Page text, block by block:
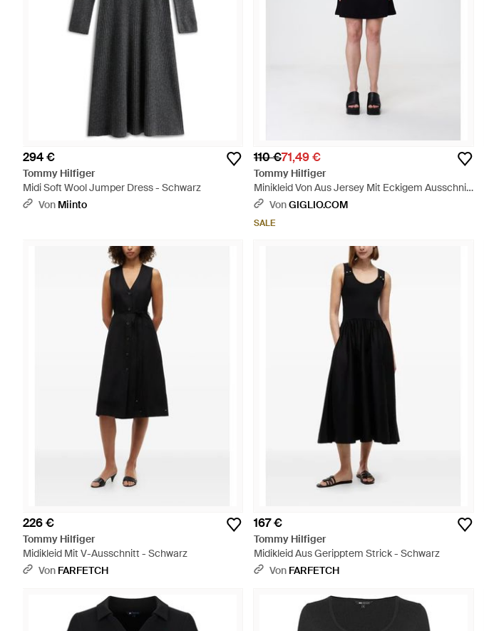
294 €
Tommy Hilfiger
Midi Soft Wool Jumper Dress - Schwarz
Von Miinto
110 €71,49 €
Tommy Hilfiger
Minikleid Von Aus Jersey Mit Eckigem Ausschnitt
Und Schriftzug-Logo - Schwarz
VonGIGLIO.COM
SALE
226 €
Tommy Hilfiger
Midikleid Mit V-Ausschnitt - Schwarz
Von FARFETCH
167 €
Tommy Hilfiger
Midikleid Aus Geripptem Strick - Schwarz
Von FARFETCH